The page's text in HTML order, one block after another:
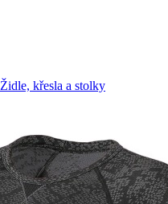
Židle, křesla a stolky